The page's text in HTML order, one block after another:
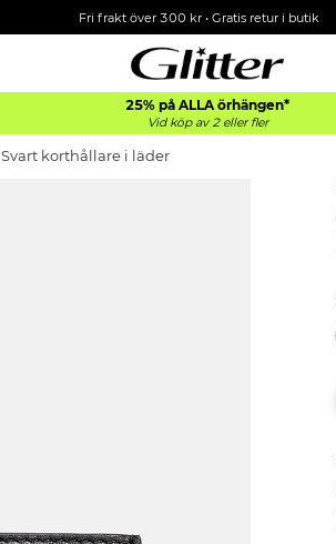
Fri frakt över 300 kr• Gratis retur i butik
25% på ALLA örhängen*
Vid köp av 2 eller fler
Svart korthållare i läder